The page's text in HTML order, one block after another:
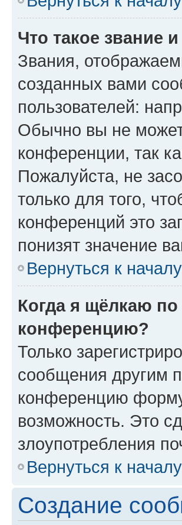
Что такое звание
Звания,
созданных вами
пользователей:
Обычно вы не
конференции, так
Пожалуйста, не
только для того,
конференций это
понизят значение
Вернуться к началу
Когда я щёлкаю
конференцию?
Только
сообщения другим
конференцию
возможность. Это
злоупотребления
Вернуться к началу
Создание